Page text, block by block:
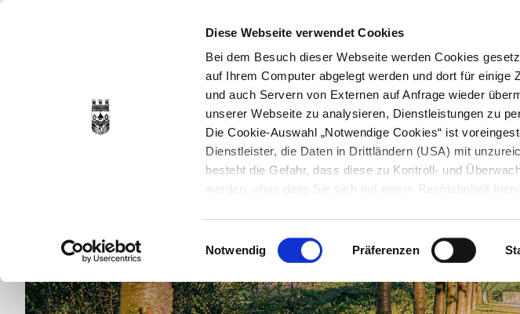
Diese Webseite verwendet Cookies
Bei dem Besuch dieser Webseite werden Cookies
auf Ihrem Computer abgelegt werden und dort für einige
und auch Servern von Externen auf Anfrage wieder
unserer Webseite zu analysieren, Dienstleistungen zu
Die Cookie-Auswahl „Notwendige Cookies“ ist
Dienstleister, die Daten in Drittländern (USA) mit
besteht die Gefahr, dass diese zu Kontroll- und
werden, ohne dass Sie sich mit einem Rechtsbehelf
Datenschutzerklärung
entnehmen. Die von Ihnen
jederzeit mit Wirkung für die Zukunft angepasst oder
Einwilligungsauswahl
Notwendig Präferenzen
STARTSEITE